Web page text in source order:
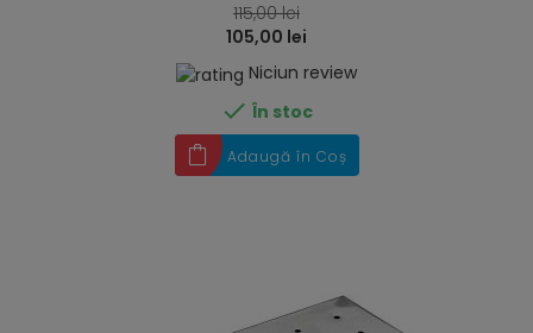
115,00 lei
105,00 lei
Niciun review
 În stoc
Adaugă în Coș